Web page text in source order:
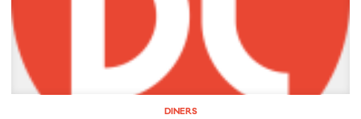
DINERS